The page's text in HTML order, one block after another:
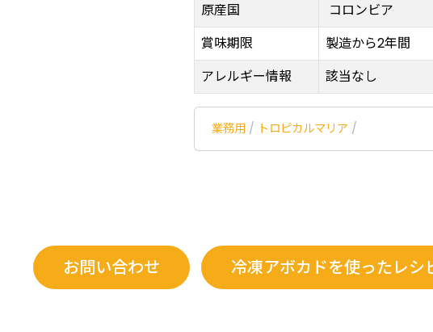
原産国
コロンビア
賞味期限
製造から2年間
アレルギー情報
該当なし
業務用/ トロピカルマリア /
お問い合わせ 冷凍アボカドを使ったレシ